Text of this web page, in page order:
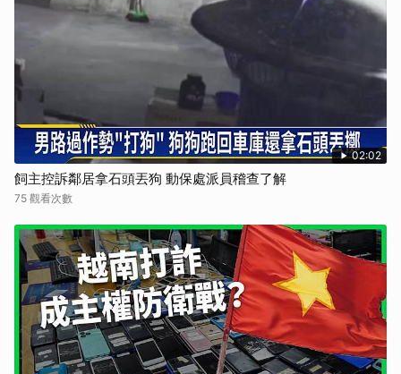
02:02
飼主控訴鄰居拿石頭丟狗 動保處派員稽查了解
75 觀看次數